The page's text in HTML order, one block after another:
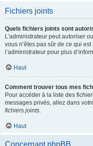
Fichiers joints
Quels fichiers joints sont
L’administrateur peut autoriser
vous n’êtes pas sûr de ce qui
l’administrateur pour plus
Haut
Comment trouver tous mes
Pour accéder à la liste des
messages privés, allez dans
fichiers joints.
Haut
Concernant phpBB